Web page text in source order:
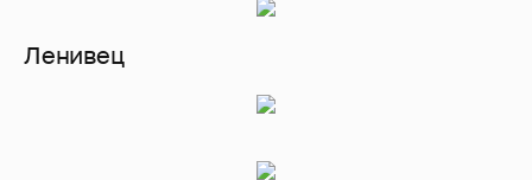
Ленивец